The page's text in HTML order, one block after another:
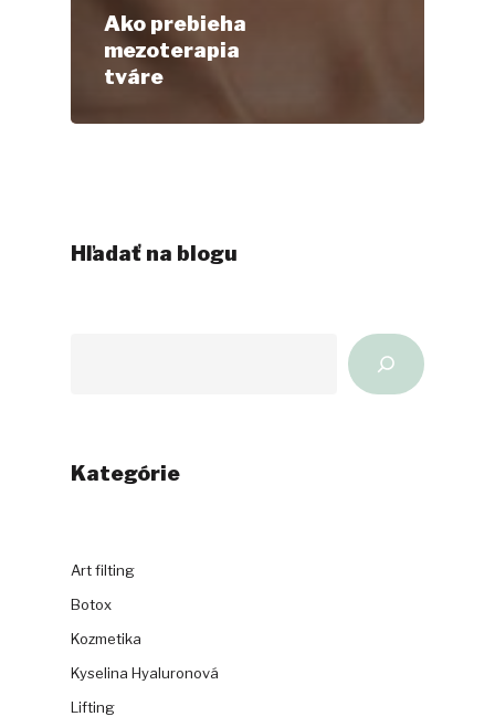
Ako prebieha
mezoterapia
tváre
Hľadať na blogu
Kategórie
Art filting
Botox
Kozmetika
Kyselina Hyaluronová
Lifting